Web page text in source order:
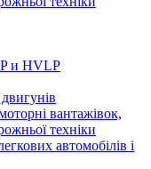
и HVLP
вантажівок,
техніки
автомобілів і